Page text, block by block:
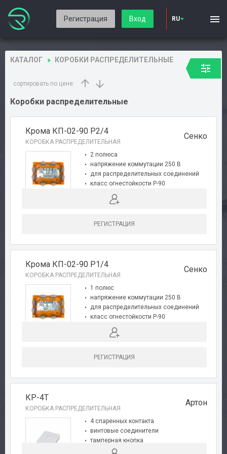
Регистрация Вход RU
Авторизация
Каталог
Производители
Контакты
КАТАЛОГ КОРОБКИ РАСПРЕДЕЛИТЕЛЬНЫЕ
Коробки распределительные
сортировать по цене:
Крома КП-02-90 Р2/4
КОРОБКА РАСПРЕДЕЛИТЕЛЬНАЯ
Сенко
2 полюса
напряжение коммутации 250 В
для распределительных соединений
класс огнестойкости P-90
степень защиты оболочки IP-55
пластиковый корпус
РЕГИСТРАЦИЯ
Крома КП-02-90 Р1/4
КОРОБКА РАСПРЕДЕЛИТЕЛЬНАЯ
Сенко
1 полюс
напряжение коммутации 250 В
для распределительных соединений
класс огнестойкости P-90
степень защиты оболочки IP-55
пластиковый корпус
РЕГИСТРАЦИЯ
КР-4Т
КОРОБКА РАСПРЕДЕЛИТЕЛЬНАЯ
Артон
4 спаренных контакта
винтовые соединители
тамперная кнопка
пластиковый корпус